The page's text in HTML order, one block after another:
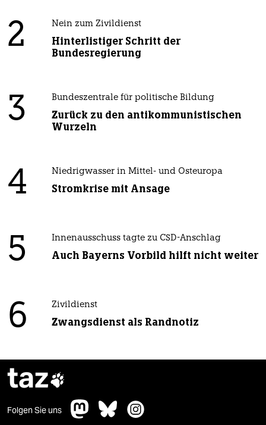
2 Nein zum Zivildienst
Hinterlistiger Schritt der
Bundesregierung
3 Bundeszentrale für politische Bildung
Zurück zu den antikommunistischen
Wurzeln
4 Niedrigwasser in Mittel- und Osteuropa
Stromkrise mit Ansage
5 Innenausschuss tagte zu CSD-Anschlag
Auch Bayerns Vorbild hilft nicht weiter
6 Zivildienst
Zwangsdienst als Randnotiz
taz
Folgen Sie uns